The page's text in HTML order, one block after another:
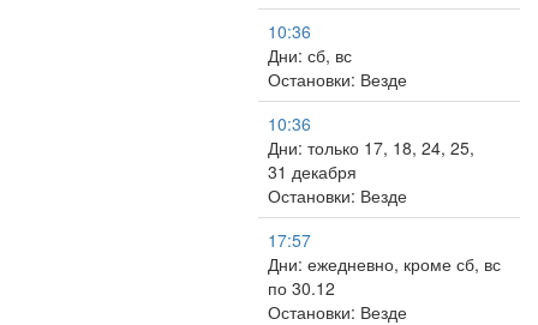
10:36
Дни: сб, вс
Остановки: Везде
10:36
Дни: только 17, 18, 24, 25,
31 декабря
Остановки: Везде
17:57
Дни: ежедневно, кроме сб, вс
по 30.12
Остановки: Везде